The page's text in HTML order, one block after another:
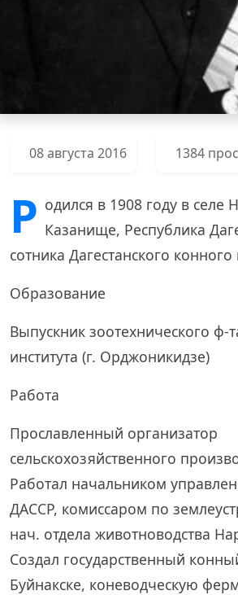
08 августа 2016 1384
Р одился в 1908 году в селе
Казанище, Республика
сотника Дагестанского конного
Образование
Выпускник зоотехнического ф-
института (г. Орджоникидзе)
Работа
Прославленный организатор
сельскохозяйственного
Работал начальником
ДАССР, комиссаром по
нач. отдела животноводства
Создал государственный
Буйнакске, коневодческую